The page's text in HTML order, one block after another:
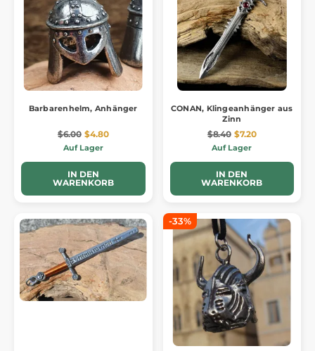
Barbarenhelm, Anhänger
$6.00 $4.80
Auf Lager
IN DEN
WARENKORB
CONAN, Klingeanhänger aus
Zinn
$8.40 $7.20
Auf Lager
IN DEN
WARENKORB
-33%